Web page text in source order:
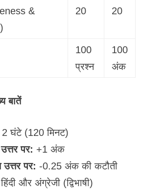
&
20 20
100
प्रश्न
100
अंक
बातें
2 घंटे (120 मिनट)
पर: +1 अंक
पर: -0.25 अंक की कटौती
हिंदी और अंग्रेजी (द्विभाषी)